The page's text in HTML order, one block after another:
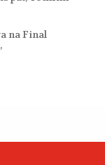
na Final